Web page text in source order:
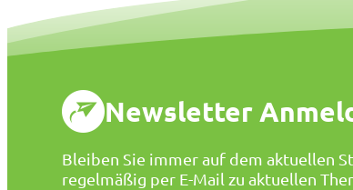
Newsletter
Bleiben Sie immer auf dem aktuellen
regelmäßig per E-Mail zu aktuellen